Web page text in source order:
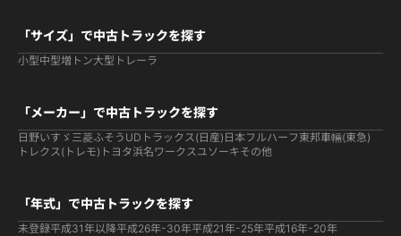
「サイズ」で中古トラックを探す
小型中型増トン大型 トレーラ
「メーカー」で中古トラックを探す
日野いすゞ 三菱ふそう UDトラックス(日産) 日本フルハーフ 東邦車輛(東急)
トレクス(トレモ) トヨタ浜名ワークス ユソーキその他
「年式」で中古トラックを探す
未登録平成31年以降平成26年-30年平成21年-25年平成16年-20年